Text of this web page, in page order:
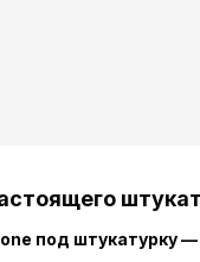
под штукатурку